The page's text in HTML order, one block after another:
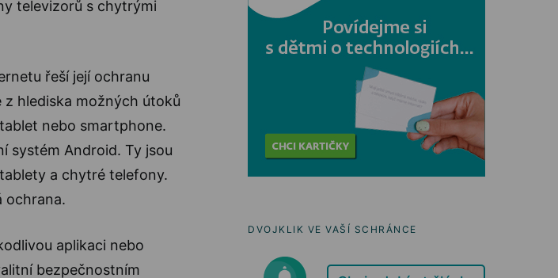
televizorů s chytrými
řeší její ochranu
hlediska možných útoků
nebo smartphone.
systém Android. Ty jsou
a chytré telefony.
ochrana.
aplikaci nebo
bezpečnostním
DVOJKLIK VE VAŠÍ SCHRÁNCE